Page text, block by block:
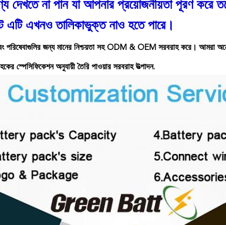
দেখতে না পান যা আপনার প্রয়োজনীয়তা পূরণ করে
এটি এখনও তালিকাভুক্ত নাও হতে পারে।
পরিষেবাগুলির জন্য মানের নিশ্চয়তা সহ ODM & OEM সরবরাহ করে। আমরা অনেক
স্পেসিফিকেশন অনুযায়ী তৈরি পাওয়ার সরবরাহ উত্পাদন.